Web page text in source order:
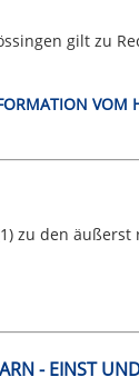
gilt zu
VOM
zu den äußerst
- EINST